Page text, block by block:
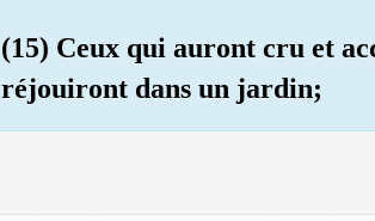
(15) Ceux qui auront cru et
réjouiront dans un jardin;